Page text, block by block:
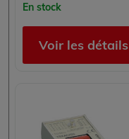
En stock
Voir les détails